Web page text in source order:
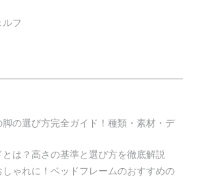
フ
の選び方完全ガイド！種類・素材・デ
は？高さの基準と選び方を徹底解説
ゃれに！ベッドフレームのおすすめの